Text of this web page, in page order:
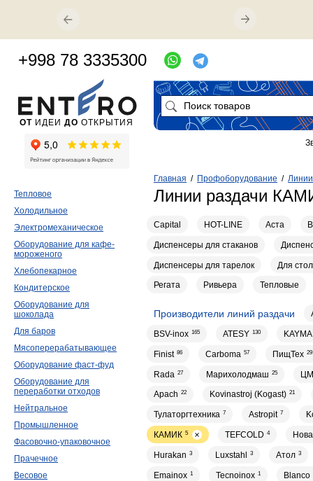
Главная / Профоборудование /
Линии раздачи
Capital HOT-LINE Аста
Диспенсеры для стаканов
Диспенсеры для тарелок Для
Регата Ривьера Тепловые
Производители линий раздачи
BSV-inox 165 ATESY 130
Finist 86 Carboma 57 ПищТех 29
Rada 27 Марихолодмаш 25
Apach 22 Kovinastroj (Kogast) 21
Тулаторгтехника 7 Astropit 7
КАМИК 5 TEFCOLD 4
Hurakan 3 Luxstahl 3 Атол 3
Emainox 1 Tecnoinox 1 Blanco
Тепловое
Холодильное
Электромеханическое
Оборудование для кафе-
мороженого
Хлебопекарное
Кондитерское
Оборудование для
шоколада
Для баров
Мясоперерабатывающее
Оборудование фаст-фуд
Оборудование для
переработки отходов
Нейтральное
Промышленное
Фасовочно-упаковочное
Прачечное
Весовое
ОТ ИДЕИ ДО ОТКРЫТИЯ
+998 78 3335300